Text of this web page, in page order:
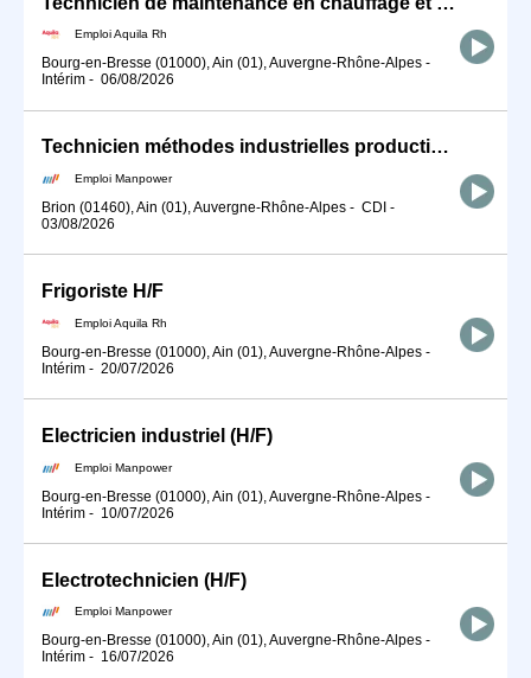
Emploi Aquila Rh
Bourg-en-Bresse (01000), Ain (01), Auvergne-Rhône-Alpes -
Intérim - 06/08/2026
Technicien méthodes industrielles production (H/F)
Emploi Manpower
Brion (01460), Ain (01), Auvergne-Rhône-Alpes - CDI -
03/08/2026
Frigoriste H/F
Emploi Aquila Rh
Bourg-en-Bresse (01000), Ain (01), Auvergne-Rhône-Alpes -
Intérim - 20/07/2026
Electricien industriel (H/F)
Emploi Manpower
Bourg-en-Bresse (01000), Ain (01), Auvergne-Rhône-Alpes -
Intérim - 10/07/2026
Electrotechnicien (H/F)
Emploi Manpower
Bourg-en-Bresse (01000), Ain (01), Auvergne-Rhône-Alpes -
Intérim - 16/07/2026